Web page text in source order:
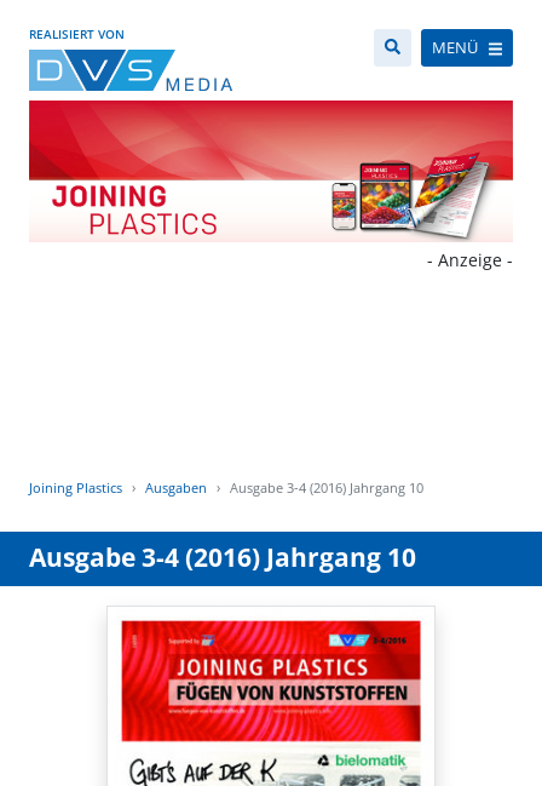
REALISIERT VON
MENÜ
- Anzeige -
Joining Plastics Ausgaben Ausgabe 3-4 (2016) Jahrgang 10
Ausgabe 3-4 (2016) Jahrgang 10